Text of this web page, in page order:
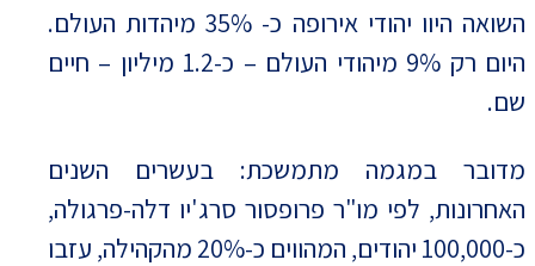
השואה היוו יהודי אירופה כ- 35% מיהדות העולם.
היום רק 9% מיהודי העולם – כ-1.2 מיליון – חיים
שם.
מדובר במגמה מתמשכת: בעשרים השנים
האחרונות, לפי מו"ר פרופסור סרג'יו דלה-פרגולה,
כ-100,000 יהודים, המהווים כ-20% מהקהילה, עזבו